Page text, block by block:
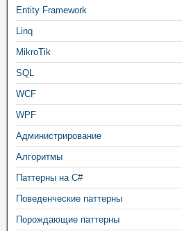
Entity Framework
Linq
MikroTik
SQL
WCF
WPF
Администрирование
Алгоритмы
Паттерны на C#
Поведенческие паттерны
Порождающие паттерны